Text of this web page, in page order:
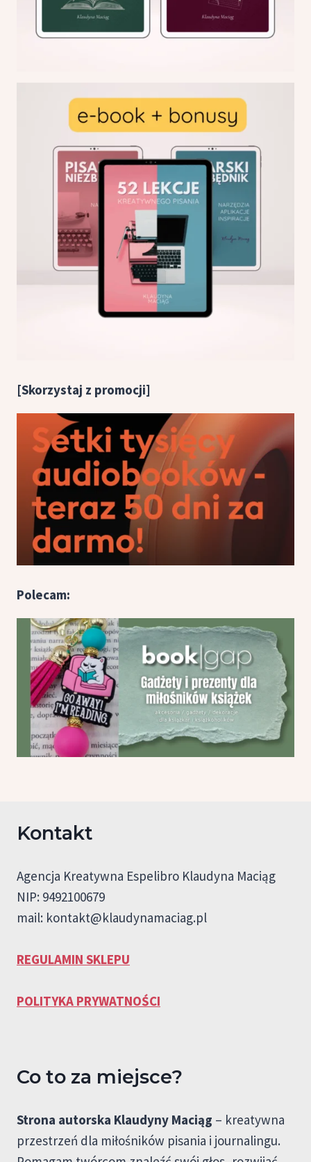
[Skorzystaj z promocji]
Polecam:
Kontakt
Agencja Kreatywna Espelibro Klaudyna Maciąg
NIP: 9492100679
mail: kontakt@klaudynamaciag.pl
REGULAMIN SKLEPU
POLITYKA PRYWATNOŚCI
Co to za miejsce?
Strona autorska Klaudyny Maciąg – kreatywna
przestrzeń dla miłośników pisania i journalingu.